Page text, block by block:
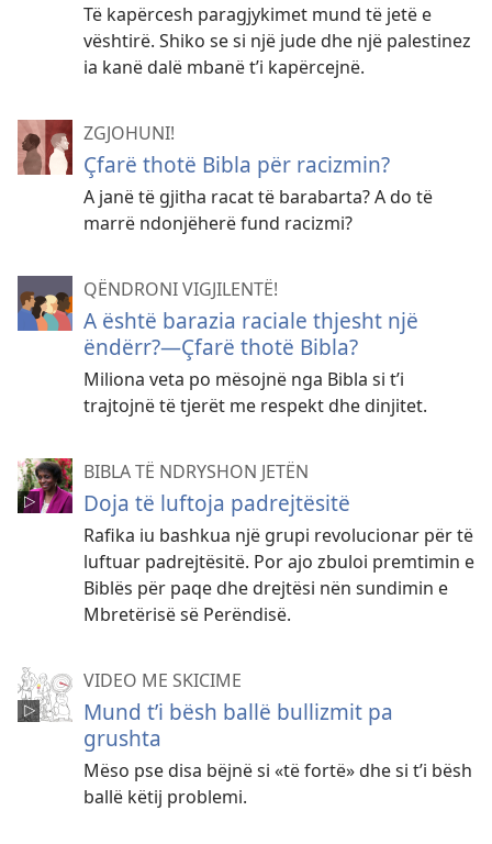
Të kapërcesh paragjykimet mund të jetë e
vështirë. Shiko se si një jude dhe një palestinez
ia kanë dalë mbanë t’i kapërcejnë.
ZGJOHUNI!
Çfarë thotë Bibla për racizmin?
A janë të gjitha racat të barabarta? A do të
marrë ndonjëherë fund racizmi?
QËNDRONI VIGJILENTË!
A është barazia raciale thjesht një
ëndërr?—Çfarë thotë Bibla?
Miliona veta po mësojnë nga Bibla si t’i
trajtojnë të tjerët me respekt dhe dinjitet.
BIBLA TË NDRYSHON JETËN
Doja të luftoja padrejtësitë
Rafika iu bashkua një grupi revolucionar për të
luftuar padrejtësitë. Por ajo zbuloi premtimin e
Biblës për paqe dhe drejtësi nën sundimin e
Mbretërisë së Perëndisë.
VIDEO ME SKICIME
Mund t’i bësh ballë bullizmit pa
grushta
Mëso pse disa bëjnë si «të fortë» dhe si t’i bësh
ballë këtij problemi.